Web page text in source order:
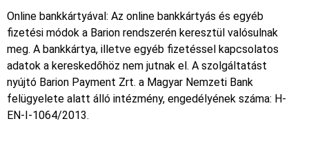
Online bankkártyával: Az online bankkártyás és egyéb
fizetési módok a Barion rendszerén keresztül valósulnak
meg. A bankkártya, illetve egyéb fizetéssel kapcsolatos
adatok a kereskedőhöz nem jutnak el. A szolgáltatást
nyújtó Barion Payment Zrt. a Magyar Nemzeti Bank
felügyelete alatt álló intézmény, engedélyének száma: H-
EN-I-1064/2013.